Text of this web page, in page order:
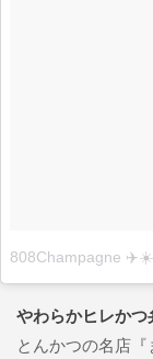
808Champagne
やわらかヒレかつ
とんかつの名店『